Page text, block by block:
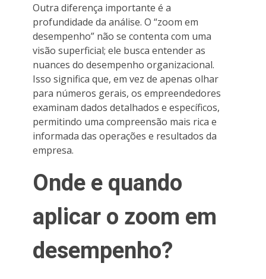
Outra diferença importante é a
profundidade da análise. O “zoom em
desempenho” não se contenta com uma
visão superficial; ele busca entender as
nuances do desempenho organizacional.
Isso significa que, em vez de apenas olhar
para números gerais, os empreendedores
examinam dados detalhados e específicos,
permitindo uma compreensão mais rica e
informada das operações e resultados da
empresa.
Onde e quando
aplicar o zoom em
desempenho?